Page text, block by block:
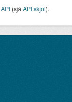
API (sjá API skjöl).